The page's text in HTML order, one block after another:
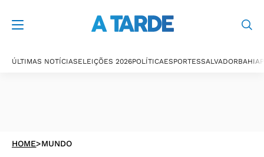
ÚLTIMAS NOTÍCIASELEIÇÕES 2026POLÍTICAESPORTESSALVADORBAHIA
HOME>MUNDO